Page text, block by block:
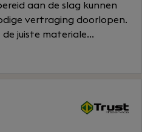
aan de slag kunnen
vertraging doorlopen.
juiste materiale...